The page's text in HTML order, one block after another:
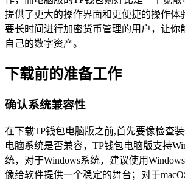
提供了更大的操作界面和更便捷的操作体
要长时间进行加密货币管理的用户，让你
自己的数字资产。
下载前的准备工作
确认系统兼容性
在下载TP钱包电脑版之前,首先要像检查
电脑系统是否兼容，TP钱包电脑版支持
统，对于Windows系统，建议使用
像给软件提供一个稳定的舞台；对于